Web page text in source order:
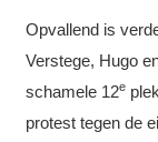
Opvallend is
Verstege, Hugo
schamele 12e
protest tegen de